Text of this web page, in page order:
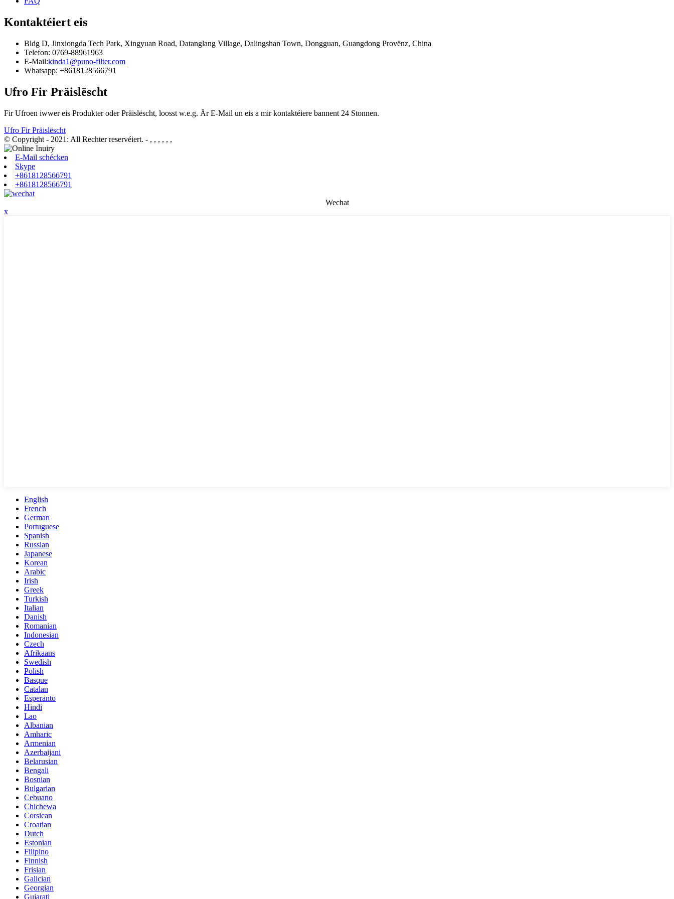
Kontaktéiert eis
Bldg D, Jinxiongda Tech Park, Xingyuan Road, Datanglang Village, Dalingshan Town, Dongguan, Guangdong Provënz, China
Telefon: 0769-88961963
E-Mail:kinda1@puno-filter.com
Whatsapp: +8618128566791
Ufro Fir Präislëscht
Fir Ufroen iwwer eis Produkter oder Präislëscht, loosst w.e.g. Är E-Mail un eis a mir kontaktéiere bannent 24 Stonnen.
Ufro Fir Präislëscht
© Copyright - 2021: All Rechter reservéiert. - , , , , , ,
E-Mail schécken
Skype
+8618128566791
+8618128566791
Wechat
x
English
French
German
Portuguese
Spanish
Russian
Japanese
Korean
Arabic
Irish
Greek
Turkish
Italian
Danish
Romanian
Indonesian
Czech
Afrikaans
Swedish
Polish
Basque
Catalan
Esperanto
Hindi
Lao
Albanian
Amharic
Armenian
Azerbaijani
Belarusian
Bengali
Bosnian
Bulgarian
Cebuano
Chichewa
Corsican
Croatian
Dutch
Estonian
Filipino
Finnish
Frisian
Galician
Georgian
Gujarati